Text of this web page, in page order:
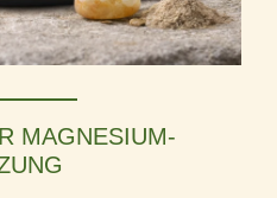
MAGNESIUM-